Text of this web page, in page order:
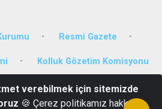
Resmi Gazete
Kolluk Gözetim Komisyonu
68700 Sarıyahşi Kaymakamlığı
verebilmek için sitemizde
🍪 Çerez politikamız hakkında